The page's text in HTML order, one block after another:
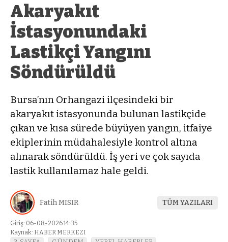
Akaryakıt
İstasyonundaki
Lastikçi Yangını
Söndürüldü
Bursa’nın Orhangazi ilçesindeki bir
akaryakıt istasyonunda bulunan lastikçide
çıkan ve kısa sürede büyüyen yangın, itfaiye
ekiplerinin müdahalesiyle kontrol altına
alınarak söndürüldü. İş yeri ve çok sayıda
lastik kullanılamaz hale geldi.
Fatih MISIR TÜM YAZILARI
Giriş: 06-08-2026 14:35
Kaynak: HABER MERKEZI